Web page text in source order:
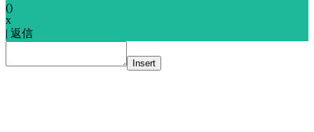
()
x
| 返信
Insert